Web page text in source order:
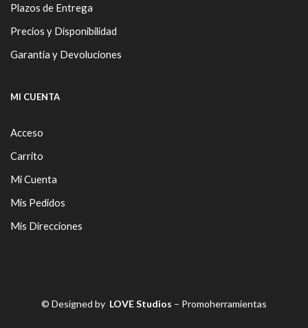
Plazos de Entrega
Precios y Disponibilidad
Garantía y Devoluciones
MI CUENTA
Acceso
Carrito
Mi Cuenta
Mis Pedidos
Mis Direcciones
© Designed by LOVE Studios – Promoherramientas